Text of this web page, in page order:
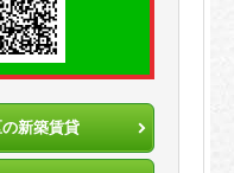
新築賃貸